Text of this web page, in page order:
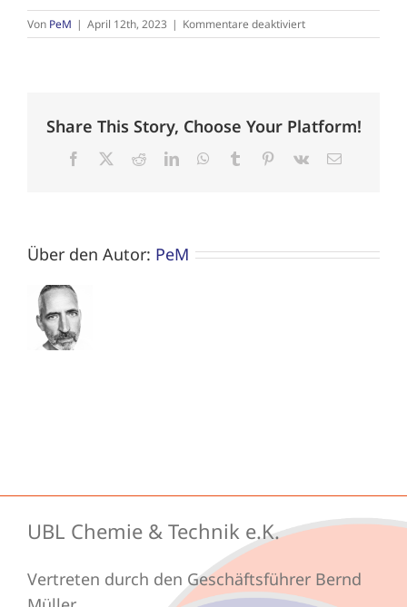
Von PeM | April 12th, 2023 | Kommentare deaktiviertfür
Evercoat
Share This Story, Choose Your Platform!
Facebook RedditLinkedInWhatsApp
Tumblr Pinterest
Vk
E-
Über den Autor: PeM
UBL Chemie & Technik e.K.
Vertreten durch den Geschäftsführer Bernd